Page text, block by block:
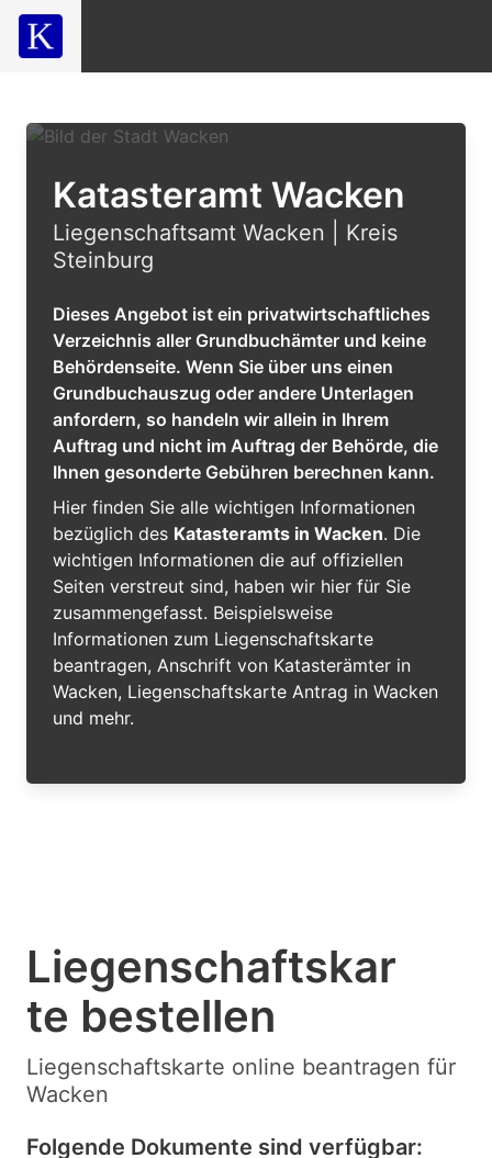
Katasteramt Wacken
Liegenschaftsamt Wacken | Kreis
Steinburg
Dieses Angebot ist ein privatwirtschaftliches
Verzeichnis aller Grundbuchämter und keine
Behördenseite. Wenn Sie über uns einen
Grundbuchauszug oder andere Unterlagen
anfordern, so handeln wir allein in Ihrem
Auftrag und nicht im Auftrag der Behörde, die
Ihnen gesonderte Gebühren berechnen kann.
Hier finden Sie alle wichtigen Informationen
bezüglich des Katasteramts in Wacken. Die
wichtigen Informationen die auf offiziellen
Seiten verstreut sind, haben wir hier für Sie
zusammengefasst. Beispielsweise
Informationen zum Liegenschaftskarte
beantragen, Anschrift von Katasterämter in
Wacken, Liegenschaftskarte Antrag in Wacken
und mehr.
Liegenschaftskar
te bestellen
Liegenschaftskarte online beantragen für
Wacken
Folgende Dokumente sind verfügbar: